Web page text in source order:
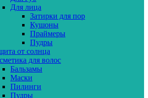
Для лица
Затирки для пор
Кушоны
Праймеры
Пудры
от солнца
для волос
Бальзамы
Маски
Пилинги
Пудры